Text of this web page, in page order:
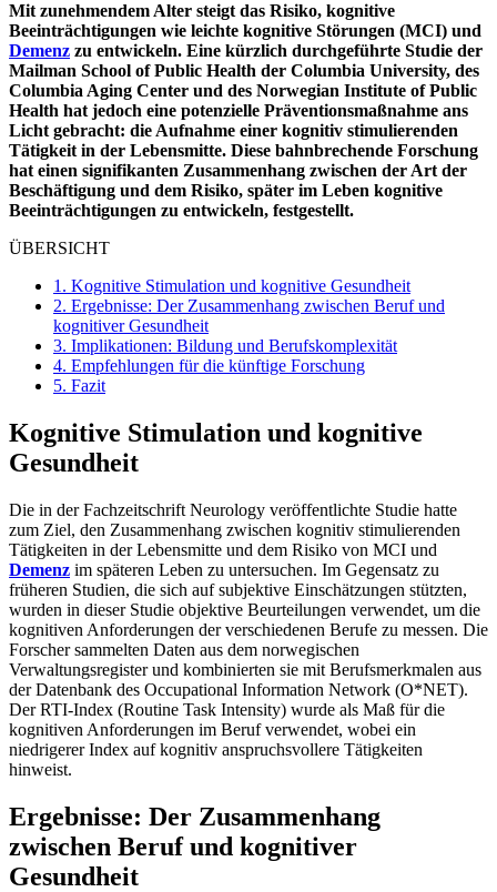
Mit zunehmendem Alter steigt das Risiko, kognitive
Beeinträchtigungen wie leichte kognitive Störungen (MCI) und
Demenz zu entwickeln. Eine kürzlich durchgeführte Studie der
Mailman School of Public Health der Columbia University, des
Columbia Aging Center und des Norwegian Institute of Public
Health hat jedoch eine potenzielle Präventionsmaßnahme ans
Licht gebracht: die Aufnahme einer kognitiv stimulierenden
Tätigkeit in der Lebensmitte. Diese bahnbrechende Forschung
hat einen signifikanten Zusammenhang zwischen der Art der
Beschäftigung und dem Risiko, später im Leben kognitive
Beeinträchtigungen zu entwickeln, festgestellt.
ÜBERSICHT
1. Kognitive Stimulation und kognitive Gesundheit
2. Ergebnisse: Der Zusammenhang zwischen Beruf und
kognitiver Gesundheit
3. Implikationen: Bildung und Berufskomplexität
4. Empfehlungen für die künftige Forschung
5. Fazit
Kognitive Stimulation und kognitive
Gesundheit
Die in der Fachzeitschrift Neurology veröffentlichte Studie hatte
zum Ziel, den Zusammenhang zwischen kognitiv stimulierenden
Tätigkeiten in der Lebensmitte und dem Risiko von MCI und
Demenz im späteren Leben zu untersuchen. Im Gegensatz zu
früheren Studien, die sich auf subjektive Einschätzungen stützten,
wurden in dieser Studie objektive Beurteilungen verwendet, um die
kognitiven Anforderungen der verschiedenen Berufe zu messen. Die
Forscher sammelten Daten aus dem norwegischen
Verwaltungsregister und kombinierten sie mit Berufsmerkmalen aus
der Datenbank des Occupational Information Network (O*NET).
Der RTI-Index (Routine Task Intensity) wurde als Maß für die
kognitiven Anforderungen im Beruf verwendet, wobei ein
niedrigerer Index auf kognitiv anspruchsvollere Tätigkeiten
hinweist.
Ergebnisse: Der Zusammenhang
zwischen Beruf und kognitiver
Gesundheit